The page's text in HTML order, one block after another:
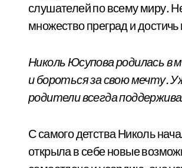
слушателей по всему миру.
множество преград и
Николь Юсупова родилась в
и бороться за свою мечту.
родители всегда
С самого детства Николь
открыла в себе новые